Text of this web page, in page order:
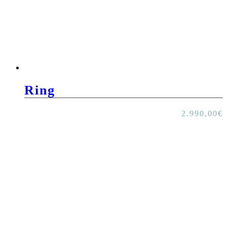
Ring
2.990,00€